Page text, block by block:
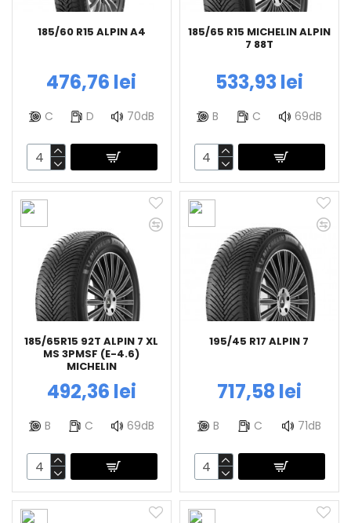
185/60 R15 ALPIN A4
476,76 lei
C D 70dB
185/65 R15 MICHELIN ALPIN
7 88T
533,93 lei
B C 69dB
185/65R15 92T ALPIN 7 XL
MS 3PMSF (E-4.6)
MICHELIN
492,36 lei
B C 69dB
195/45 R17 ALPIN 7
717,58 lei
B C 71dB